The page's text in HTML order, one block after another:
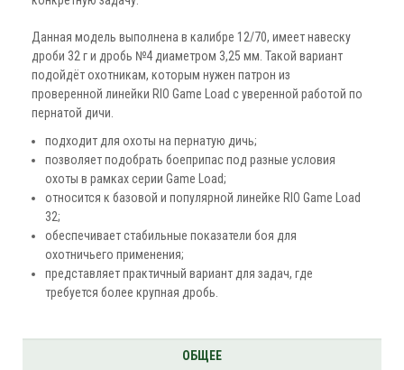
Данная модель выполнена в калибре 12/70, имеет навеску
дроби 32 г и дробь №4 диаметром 3,25 мм. Такой вариант
подойдёт охотникам, которым нужен патрон из
проверенной линейки RIO Game Load с уверенной работой по
пернатой дичи.
подходит для охоты на пернатую дичь;
позволяет подобрать боеприпас под разные условия
охоты в рамках серии Game Load;
относится к базовой и популярной линейке RIO Game Load
32;
обеспечивает стабильные показатели боя для
охотничьего применения;
представляет практичный вариант для задач, где
требуется более крупная дробь.
ОБЩЕЕ